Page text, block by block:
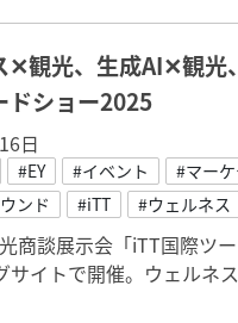
✕観光、生成AI✕観
ドショー2025
日
#EY #イベント #マー
ンド
#iTT #ウェルネス
商談展示会「iTT国際ツ
サイトで開催。ウェルネ